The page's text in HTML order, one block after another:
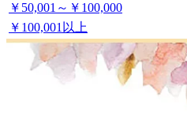
￥50,001～￥100,000
￥100,001以上